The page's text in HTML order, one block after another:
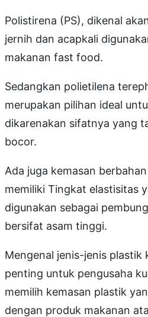
Polistirena (PS), dikenal
jernih dan acapkali
makanan fast food.
Sedangkan polietilena
merupakan pilihan ideal
dikarenakan sifatnya yang
bocor.
Ada juga kemasan
memiliki Tingkat elastisitas
digunakan sebagai
bersifat asam tinggi.
Mengenal jenis-jenis plastik
penting untuk pengusaha
memilih kemasan plastik
dengan produk makanan